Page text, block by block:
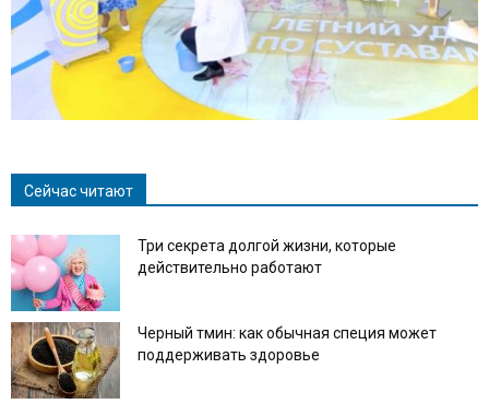
Сейчас читают
Три секрета долгой жизни, которые
действительно работают
Черный тмин: как обычная специя может
поддерживать здоровье